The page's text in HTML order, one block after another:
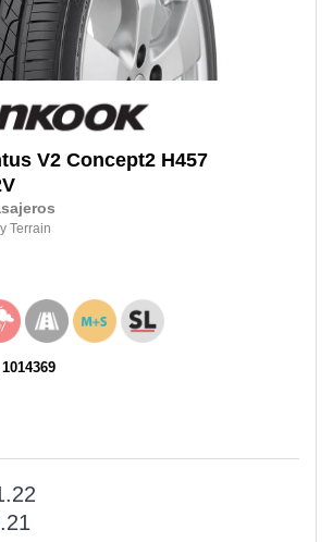
V2 Concept2 H457
Terrain